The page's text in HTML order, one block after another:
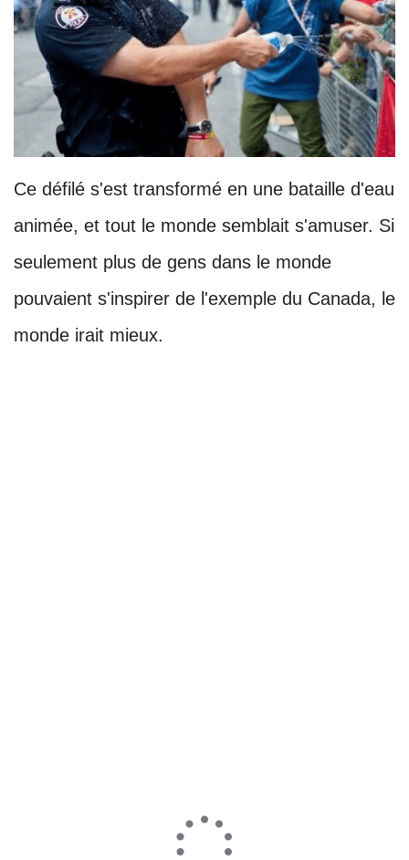
Ce défilé s'est transformé en une bataille d'eau
animée, et tout le monde semblait s'amuser. Si
seulement plus de gens dans le monde
pouvaient s'inspirer de l'exemple du Canada, le
monde irait mieux.